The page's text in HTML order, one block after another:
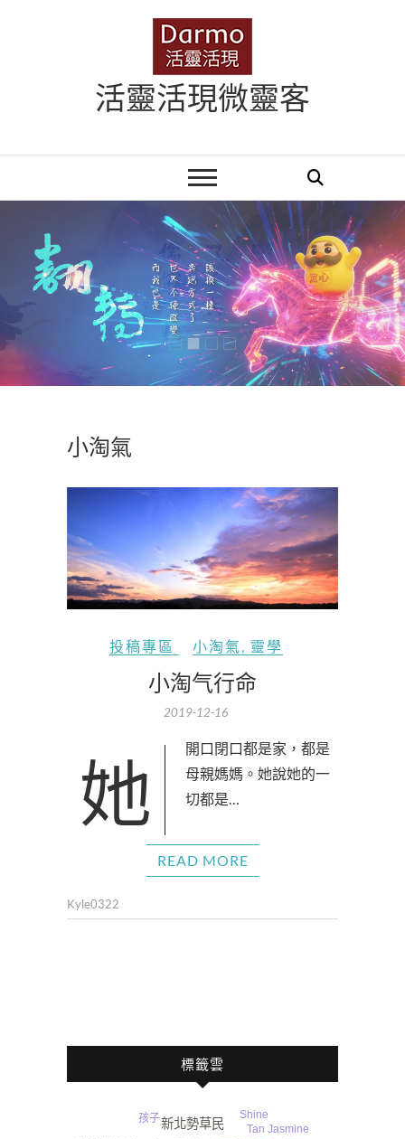
活靈活現微靈客
小淘氣
投稿專區 小淘氣, 靈學
小淘气行命
2019-12-16
她開口閉口都是家，都是
母親媽媽。她說她的一
切都是…
READ MORE
Kyle0322
標籤雲
新北勢草民
Tan Jasmine
孩子 Shine